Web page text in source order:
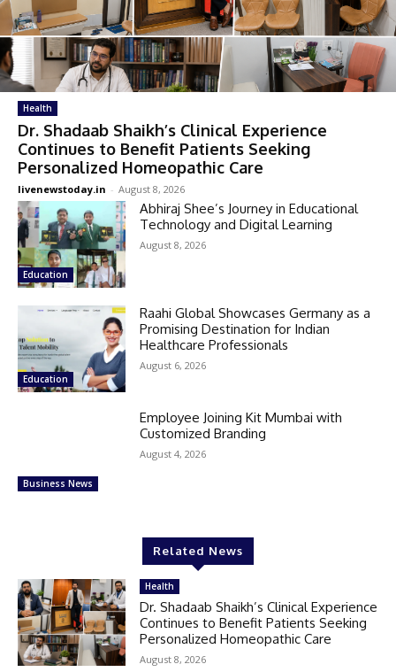
Health
Dr. Shadaab Shaikh’s Clinical Experience
Continues to Benefit Patients Seeking
Personalized Homeopathic Care
livenewstoday.in - August 8, 2026
Education
Abhiraj Shee’s Journey in Educational
Technology and Digital Learning
August 8, 2026
Education
Raahi Global Showcases Germany as a
Promising Destination for Indian
Healthcare Professionals
August 6, 2026
Business News
Employee Joining Kit Mumbai with
Customized Branding
August 4, 2026
Related News
Health
Dr. Shadaab Shaikh’s Clinical Experience
Continues to Benefit Patients Seeking
Personalized Homeopathic Care
August 8, 2026